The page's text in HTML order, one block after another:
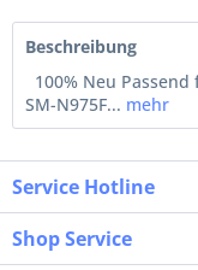
Beschreibung
100% Neu
SM-N975F... mehr
Service Hotline
Shop Service